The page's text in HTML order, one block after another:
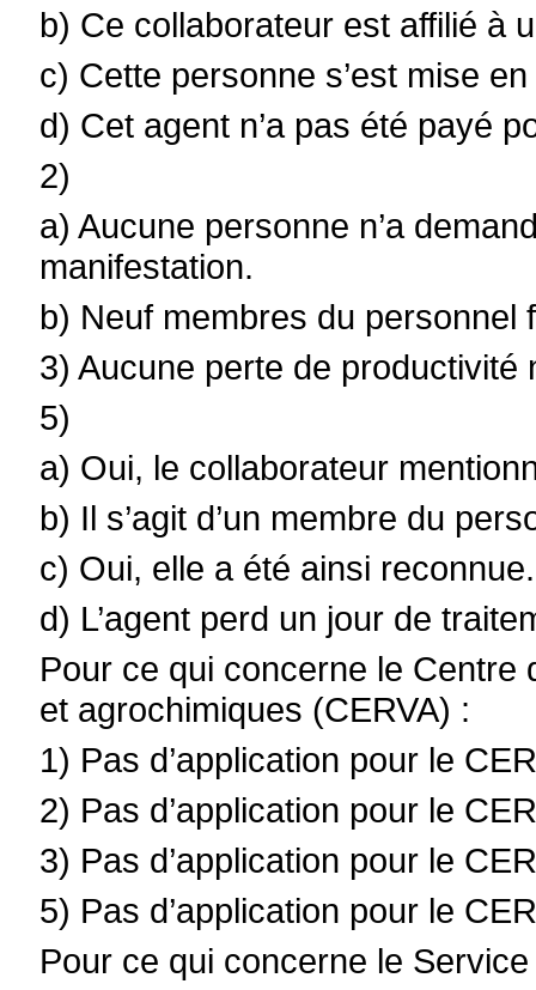
b) Ce collaborateur est affilié à
c) Cette personne s’est mise
d) Cet agent n’a pas été payé
2)
a) Aucune personne n’a
manifestation.
b) Neuf membres du personnel
3) Aucune perte de productivité
5)
a) Oui, le collaborateur
b) Il s’agit d’un membre du
c) Oui, elle a été ainsi reconnue.
d) L’agent perd un jour de
Pour ce qui concerne le
et agrochimiques (CERVA) :
1) Pas d’application pour le
2) Pas d’application pour le
3) Pas d’application pour le
5) Pas d’application pour le
Pour ce qui concerne le